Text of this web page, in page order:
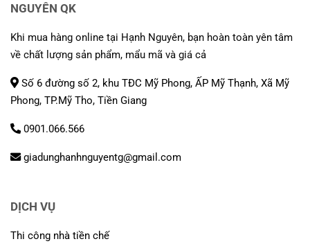
NGUYÊN QK
Khi mua hàng online tại Hạnh Nguyên, bạn hoàn toàn yên tâm
về chất lượng sản phẩm, mẩu mã và giá cả
Số 6 đường số 2, khu TĐC Mỹ Phong, ẤP Mỹ Thạnh, Xã Mỹ
Phong, TP.Mỹ Tho, Tiền Giang
0901.066.566
giadunghanhnguyentg@gmail.com
DỊCH VỤ
Thi công nhà tiền chế